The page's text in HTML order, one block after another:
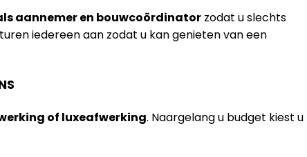
aannemer en bouwcoördinator zodat u slechts
iedereen aan zodat u kan genieten van een
of luxeafwerking. Naargelang u budget kiest u